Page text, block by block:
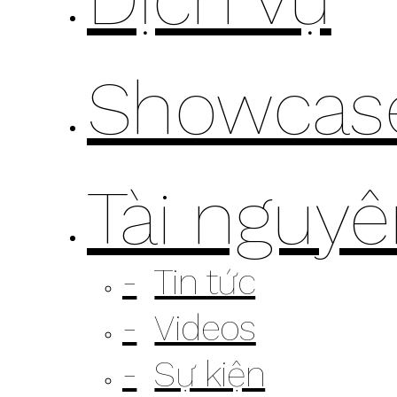
Tài
Tin tức
Videos
Sự kiện